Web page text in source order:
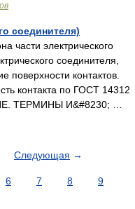
соединителя)
части электрического
соединителя,
поверхности контактов.
контакта по ГОСТ 14312
ТЕРМИНЫ И&#8230; …
Следующая →
6 7 8
9